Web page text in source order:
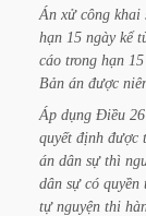
Án xử công khai
hạn 15 ngày kể
cáo trong hạn 15
Bản án được
Áp dụng Điều 26
quyết định được
án dân sự thì
dân sự có quyền
tự nguyện thi